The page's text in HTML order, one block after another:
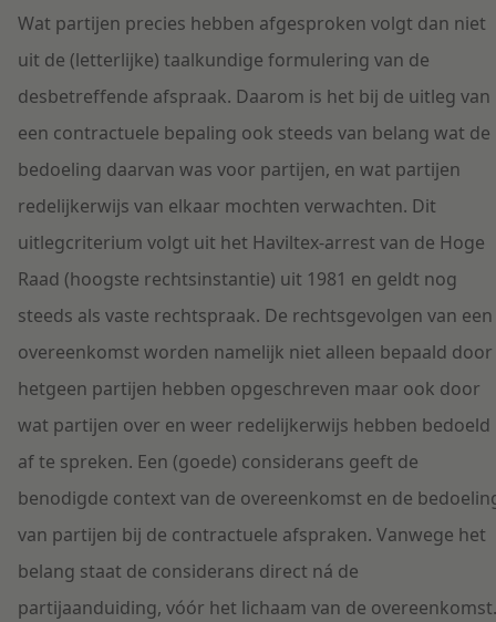
Wat partijen precies hebben afgesproken volgt dan niet
uit de (letterlijke) taalkundige formulering van de
desbetreffende afspraak. Daarom is het bij de uitleg van
een contractuele bepaling ook steeds van belang wat de
bedoeling daarvan was voor partijen, en wat partijen
redelijkerwijs van elkaar mochten verwachten. Dit
uitlegcriterium volgt uit het Haviltex-arrest van de Hoge
Raad (hoogste rechtsinstantie) uit 1981 en geldt nog
steeds als vaste rechtspraak. De rechtsgevolgen van een
overeenkomst worden namelijk niet alleen bepaald door
hetgeen partijen hebben opgeschreven maar ook door
wat partijen over en weer redelijkerwijs hebben bedoeld
af te spreken. Een (goede) considerans geeft de
benodigde context van de overeenkomst en de
van partijen bij de contractuele afspraken. Vanwege het
belang staat de considerans direct ná de
partijaanduiding, vóór het lichaam van de overeenkomst.